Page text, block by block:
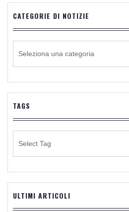
CATEGORIE DI NOTIZIE
NOTIZIE
TAGS
ULTIMI ARTICOLI